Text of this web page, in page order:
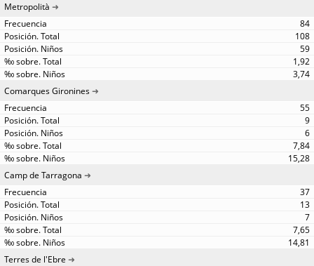
Metropolità
84
108
59
1,92
3,74
Comarques Gironines
55
9
6
7,84
15,28
Camp de Tarragona
37
13
7
7,65
14,81
Terres de l'Ebre